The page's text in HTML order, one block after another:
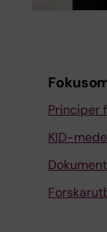
Principer
KID-